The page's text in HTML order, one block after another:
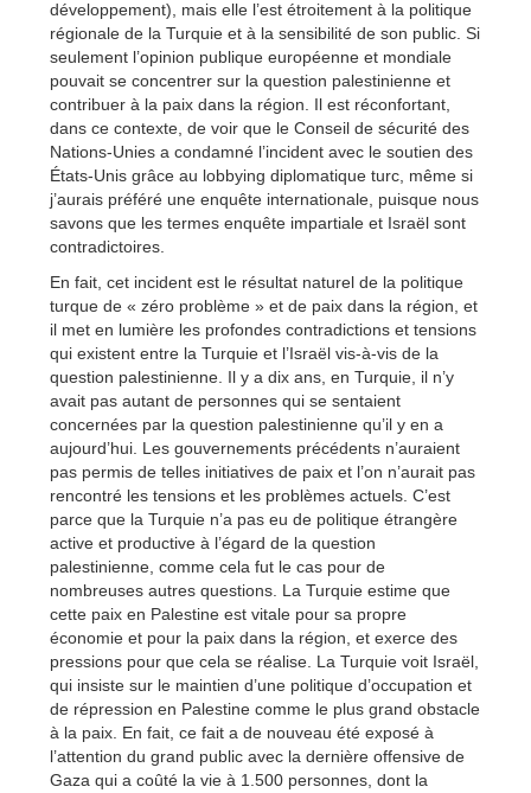
développement), mais elle l’est étroitement à la politique
régionale de la Turquie et à la sensibilité de son public. Si
seulement l’opinion publique européenne et mondiale
pouvait se concentrer sur la question palestinienne et
contribuer à la paix dans la région. Il est réconfortant,
dans ce contexte, de voir que le Conseil de sécurité des
Nations-Unies a condamné l’incident avec le soutien des
États-Unis grâce au lobbying diplomatique turc, même si
j’aurais préféré une enquête internationale, puisque nous
savons que les termes enquête impartiale et Israël sont
contradictoires.
En fait, cet incident est le résultat naturel de la politique
turque de « zéro problème » et de paix dans la région, et
il met en lumière les profondes contradictions et tensions
qui existent entre la Turquie et l’Israël vis-à-vis de la
question palestinienne. Il y a dix ans, en Turquie, il n’y
avait pas autant de personnes qui se sentaient
concernées par la question palestinienne qu’il y en a
aujourd’hui. Les gouvernements précédents n’auraient
pas permis de telles initiatives de paix et l’on n’aurait pas
rencontré les tensions et les problèmes actuels. C’est
parce que la Turquie n’a pas eu de politique étrangère
active et productive à l’égard de la question
palestinienne, comme cela fut le cas pour de
nombreuses autres questions. La Turquie estime que
cette paix en Palestine est vitale pour sa propre
économie et pour la paix dans la région, et exerce des
pressions pour que cela se réalise. La Turquie voit Israël,
qui insiste sur le maintien d’une politique d’occupation et
de répression en Palestine comme le plus grand obstacle
à la paix. En fait, ce fait a de nouveau été exposé à
l’attention du grand public avec la dernière offensive de
Gaza qui a coûté la vie à 1.500 personnes, dont la